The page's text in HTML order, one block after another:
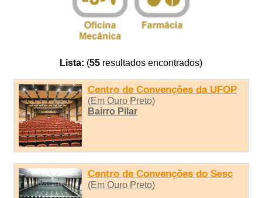
Lista: (55 resultados encontrados)
Centro de Convenções da UFOP
(Em Ouro Preto)
Bairro Pilar
Centro de Convenções do Sesc
(Em Ouro Preto)